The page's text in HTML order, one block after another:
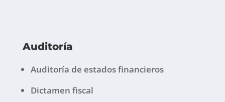
Auditoría
Auditoría de estados financieros
Dictamen fiscal